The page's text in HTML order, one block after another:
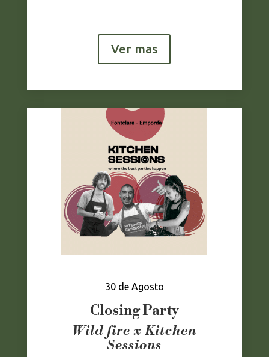
Ver mas
30 de Agosto
Closing Party
Wild fire x Kitchen
Sessions